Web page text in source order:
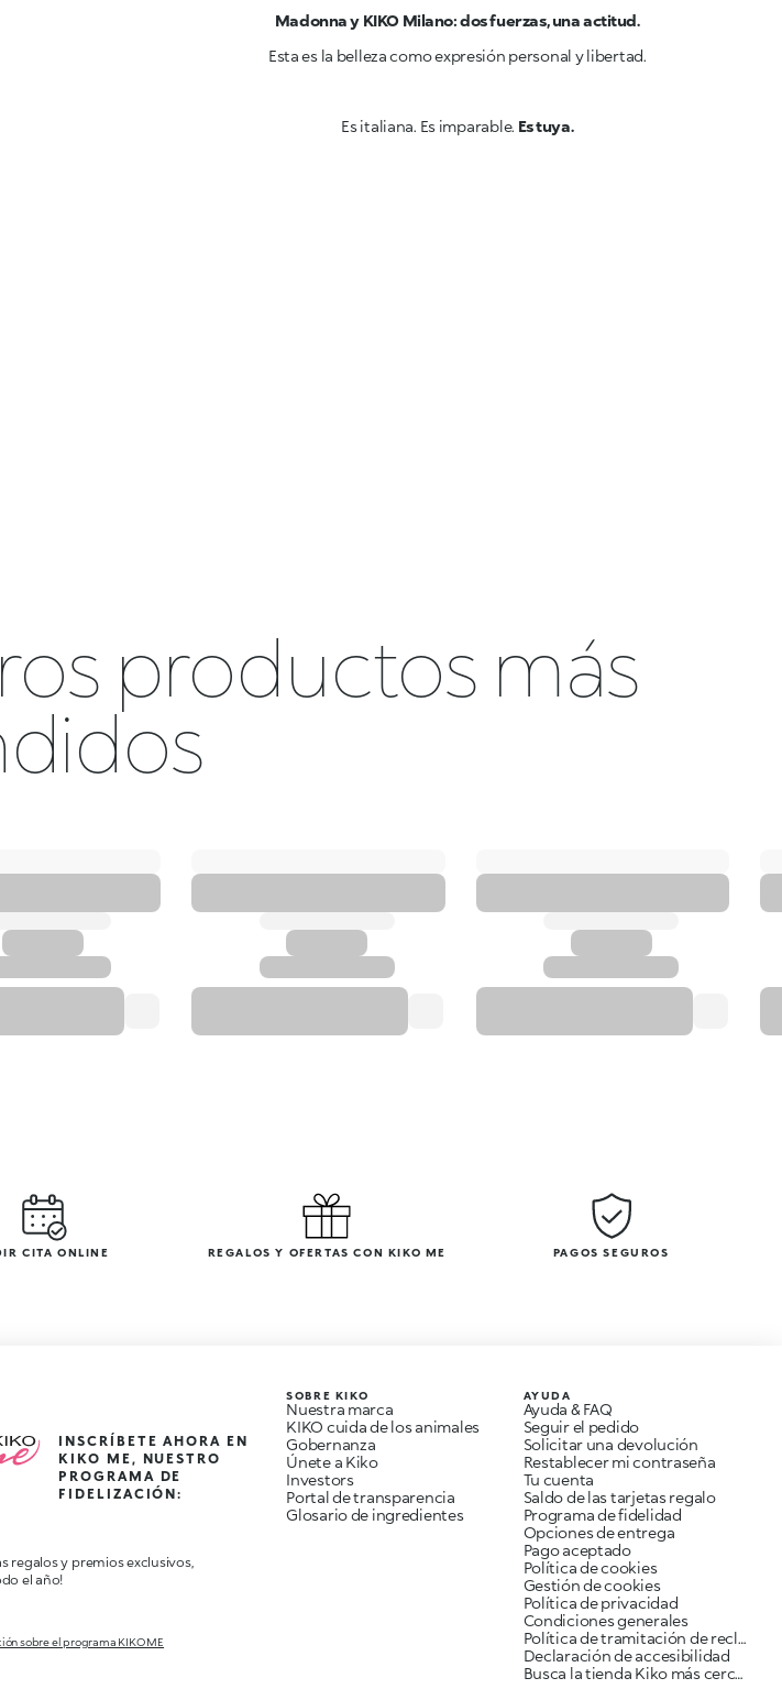
Madonna y KIKO Milano: dos fuerzas, una actitud.
Esta es la belleza como expresión personal y libertad.
Es italiana. Es imparable. Es tuya.
productos más
CITA ONLINE REGALOS Y OFERTAS CON KIKO ME PAGOS SEGUROS
INSCRÍBETE AHORA EN
KIKO ME, NUESTRO
PROGRAMA DE
FIDELIZACIÓN:
regalos y premios exclusivos,
el año!
sobre el programa KIKO ME
SOBRE KIKO
Nuestra marca
KIKO cuida de los animales
Gobernanza
Únete a Kiko
Investors
Portal de transparencia
Glosario de ingredientes
AYUDA
Ayuda & FAQ
Seguir el pedido
Solicitar una devolución
Restablecer mi contraseña
Tu cuenta
Saldo de las tarjetas regalo
Programa de fidelidad
Opciones de entrega
Pago aceptado
Política de cookies
Gestión de cookies
Política de privacidad
Condiciones generales
Política de tramitación de reclamaciones
Declaración de accesibilidad
Busca la tienda Kiko más cercana